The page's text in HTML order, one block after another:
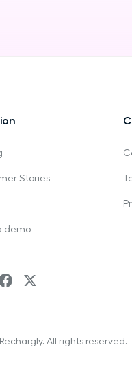
Stories
demo
All rights reserved.